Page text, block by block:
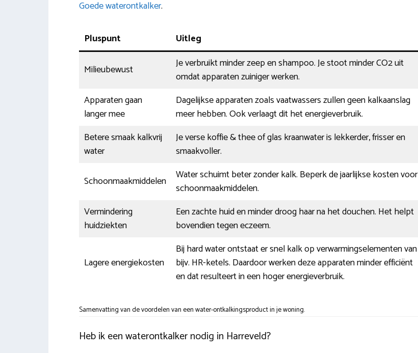
Goede waterontkalker.
Pluspunt Uitleg
Milieubewust
Je verbruikt minder zeep en shampoo. Je stoot minder CO2 uit
omdat apparaten zuiniger werken.
Apparaten gaan
langer mee
Dagelijkse apparaten zoals vaatwassers zullen geen kalkaanslag
meer hebben. Ook verlaagt dit het energieverbruik.
Betere smaak kalkvrij
water
Je verse koffie & thee of glas kraanwater is lekkerder, frisser en
smaakvoller.
Schoonmaakmiddelen
Water schuimt beter zonder kalk. Beperk de jaarlijkse kosten voor
schoonmaakmiddelen.
Vermindering
huidziekten
Een zachte huid en minder droog haar na het douchen. Het helpt
bovendien tegen eczeem.
Lagere energiekosten
Bij hard water ontstaat er snel kalk op verwarmingselementen van
bijv. HR-ketels. Daardoor werken deze apparaten minder efficiënt
en dat resulteert in een hoger energieverbruik.
Samenvatting van de voordelen van een water-ontkalkingsproduct in je woning.
Heb ik een waterontkalker nodig in Harreveld?